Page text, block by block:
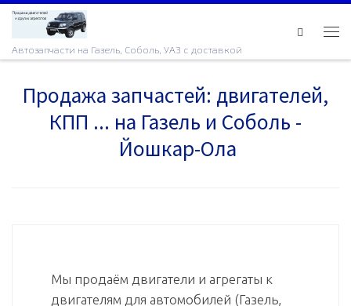
Skip to content
Автозапчасти на Газель, Соболь, УАЗ с доставкой
Продажа запчастей: двигателей,
КПП ... на Газель и Соболь -
Йошкар-Ола
Мы продаём двигатели и агрегаты к
двигателям для автомобилей (Газель,